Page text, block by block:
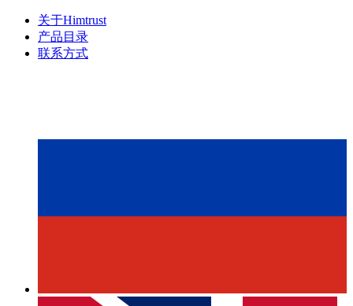
关于Himtrust
产品目录
联系方式